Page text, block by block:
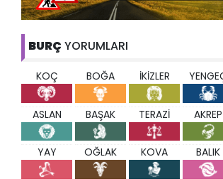
BURÇ YORUMLARI
KOÇ BOĞA İKİZLER
ASLAN BAŞAK TERAZİ AKREP
YAY OĞLAK KOVA BALIK